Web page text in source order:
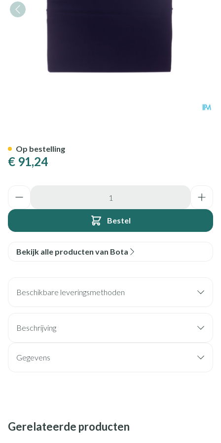
€ 91,24
Bestel
Op bestelling
Bekijk alle producten van Bota
Beschikbare leveringsmethoden
Beschrijving
Gegevens
Gerelateerde producten